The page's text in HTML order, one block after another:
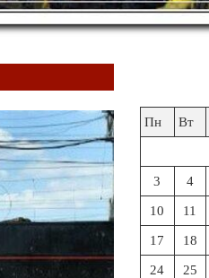
Пн
Вт
3 4
10 11
17 18
24 25